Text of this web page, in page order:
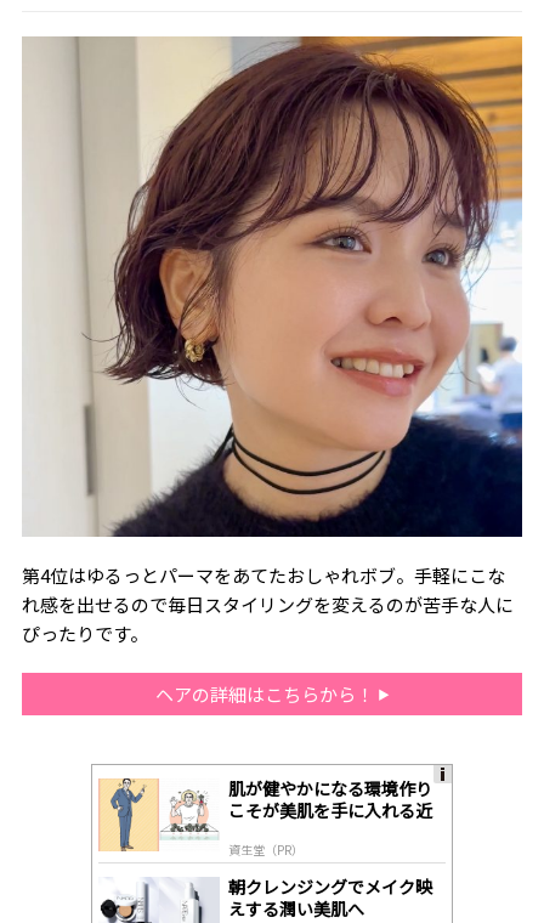
第4位はゆるっとパーマをあてたおしゃれボブ。手軽にこな
れ感を出せるので毎日スタイリングを変えるのが苦手な人に
ぴったりです。
ヘアの詳細はこちらから！
肌が健やかになる環境作り
こそが美肌を手に入れる近
資生堂（PR）
朝クレンジングでメイク映
えする潤い美肌へ